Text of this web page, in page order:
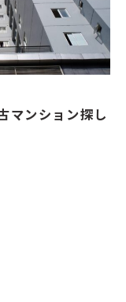
マンション探し